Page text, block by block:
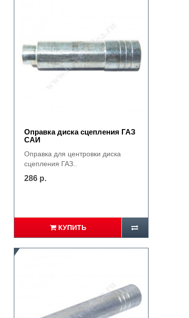
Оправка диска сцепления ГАЗ
САИ
Оправка для центровки диска
сцепления ГАЗ..
286 р.
КУПИТЬ